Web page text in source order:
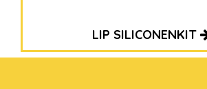
LIP SILICONENKIT